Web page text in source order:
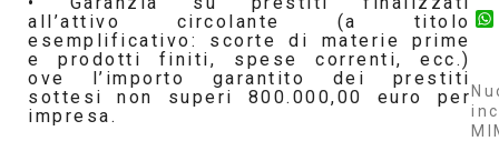
all’attivo circolante (a titolo
esemplificativo: scorte di materie prime
e prodotti finiti, spese correnti, ecc.)
ove l’importo garantito dei prestiti
sottesi non superi 800.000,00 euro per
impresa.